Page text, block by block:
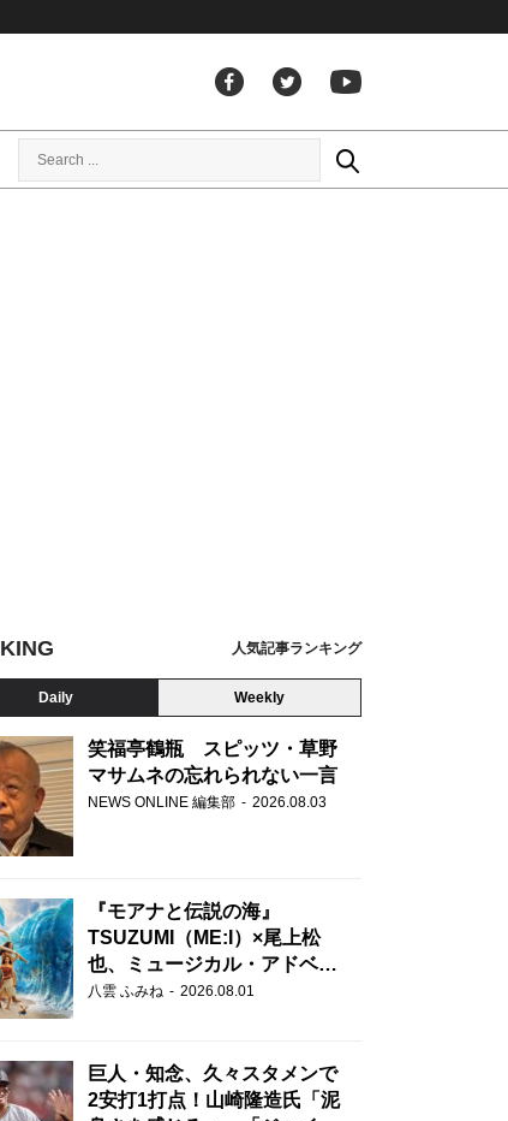
人気記事ランキング
Daily Weekly
笑福亭鶴瓶 スピッツ・草野
マサムネの忘れられない一言
NEWS ONLINE 編集部 2026.08.03
『モアナと伝説の海』
TSUZUMI（ME:I）×尾上松
也、ミュージカル・アドベン
チャーで美声を響かせる
八雲 ふみね 2026.08.01
巨人・知念、久々スタメンで
2安打1打点！山崎隆造氏「泥